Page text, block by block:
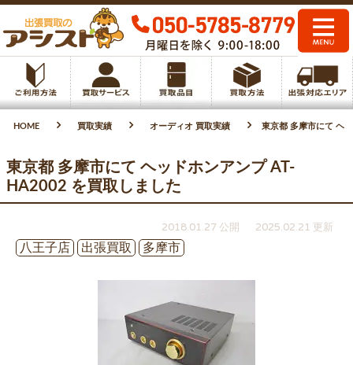
HOME 買取実績 オーディオ 買取実績 東京都 多摩市にて ヘ
東京都 多摩市にて ヘッドホンアンプ AT-
HA2002 を買取しました
2018.01.27 公開
2025.02.21 更新
八王子店
出張買取 多摩市